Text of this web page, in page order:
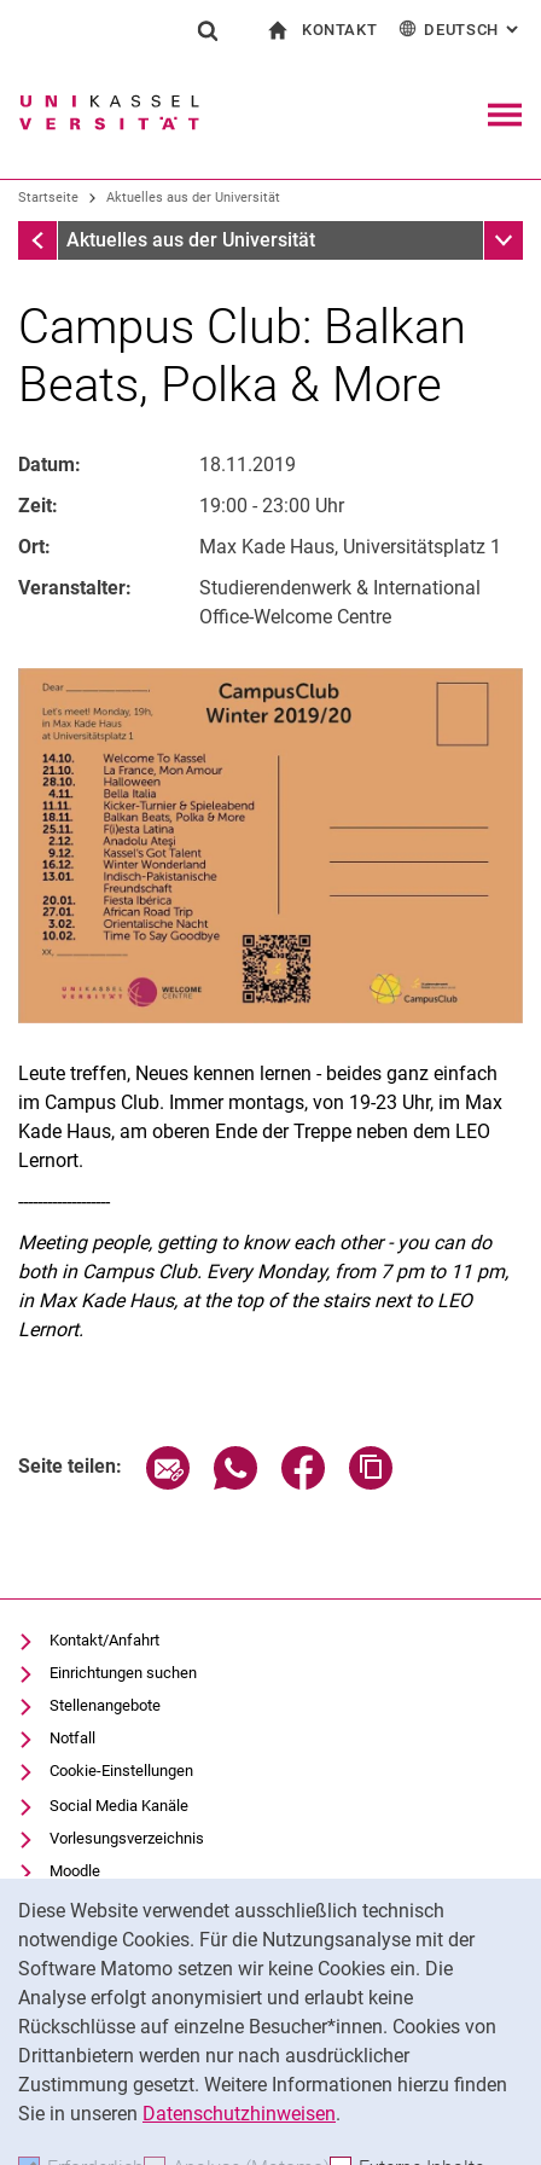
Diese Website verwendet ausschließlich technisch
notwendige Cookies. Für die Nutzungsanalyse mit der
Software Matomo setzen wir keine Cookies ein. Die
Analyse erfolgt anonymisiert und erlaubt keine
Rückschlüsse auf einzelne Besucher*innen. Cookies von
Drittanbietern werden nur nach ausdrücklicher
Zustimmung gesetzt. Weitere Informationen hierzu finden
Sie in unseren Datenschutzhinweisen.
Springe direkt zu: Inhalt
Springe direkt zu: Suche
Springe direkt zu:
Suchen (öffnet externen Link in einem
KONTAKT
Kontakt für Presse und Öffentlichkeit
Einrichtungen suchen
DEUTSCH :
Startseite Aktuelles aus der Universität
Startseite
Aktuelles aus der Universität
Campus Club: Balkan
Beats, Polka & More
Datum:
18.11.2019
Zeit:
19:00 - 23:00 Uhr
Ort:
Max Kade Haus, Universitätsplatz 1
Veranstalter:
Studierendenwerk & International
Office-Welcome Centre
Leute treffen, Neues kennen lernen - beides ganz einfach
im Campus Club. Immer montags, von 19-23 Uhr, im Max
Kade Haus, am oberen Ende der Treppe neben dem LEO
Lernort.
-------------------
Meeting people, getting to know each other - you can do
both in Campus Club. Every Monday, from 7 pm to 11 pm,
in Max Kade Haus, at the top of the stairs next to LEO
Lernort.
Seite teilen: Seite über E-Mail teilen
Seite über WhatsApp teilen
Seite über Facebook
Kontakt/Anfahrt
Einrichtungen suchen
Stellenangebote
Notfall
Cookie-Einstellungen
Social Media Kanäle
Vorlesungsverzeichnis
Moodle
Panopto
Universitätsbibliothek
Datenschutz
Barrierefreiheit
Transparenter KI-Einsatz